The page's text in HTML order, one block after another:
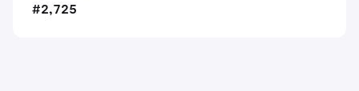
#2,725